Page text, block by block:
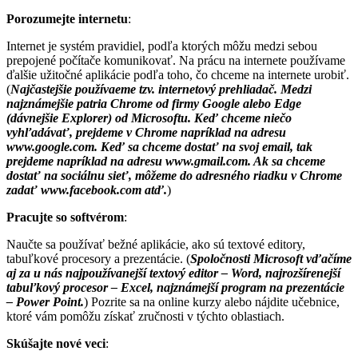
Porozumejte internetu:
Internet je systém pravidiel, podľa ktorých môžu medzi sebou
prepojené počítače komunikovať. Na prácu na internete používame
ďalšie užitočné aplikácie podľa toho, čo chceme na internete urobiť.
(Najčastejšie používaeme tzv. internetový prehliadač. Medzi
najznámejšie patria Chrome od firmy Google alebo Edge
(dávnejšie Explorer) od Microsoftu. Keď chceme niečo
vyhľadávať, prejdeme v Chrome napríklad na adresu
www.google.com. Keď sa chceme dostať na svoj email, tak
prejdeme napríklad na adresu www.gmail.com. Ak sa chceme
dostať na sociálnu sieť, môžeme do adresného riadku v Chrome
zadať www.facebook.com atď.)
Pracujte so softvérom:
Naučte sa používať bežné aplikácie, ako sú textové editory,
tabuľkové procesory a prezentácie. (Spoločnosti Microsoft vďačíme
aj za u nás najpoužívanejší textový editor – Word, najrozšírenejší
tabuľkový procesor – Excel, najznámejší program na prezentácie
– Power Point.) Pozrite sa na online kurzy alebo nájdite učebnice,
ktoré vám pomôžu získať zručnosti v týchto oblastiach.
Skúšajte nové veci: